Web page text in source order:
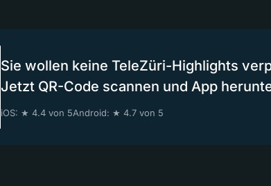
Sie wollen keine TeleZüri-Highlights
Jetzt QR-Code scannen und App
iOS: ★ 4.4 von 5Android: ★ 4.7 von 5